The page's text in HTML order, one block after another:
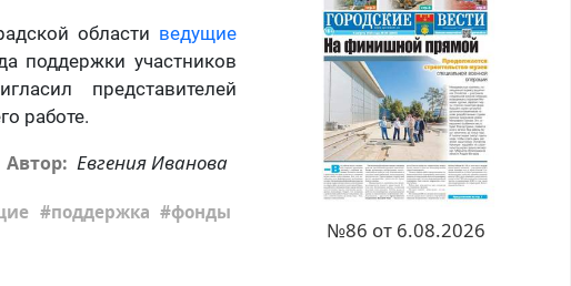
области ведущие
поддержки участников
представителей
работе.
Автор: Евгения Иванова
поддержка фонды
№86 от 6.08.2026